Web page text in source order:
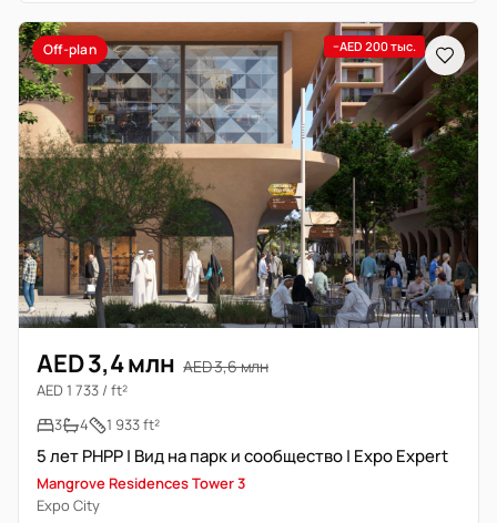
Off-plan −AED 200 тыс.
AED 3,4 млн AED 3,6 млн
AED 1 733 / ft²
3
4 1 933 ft²
5 лет PHPP | Вид на парк и сообщество | Expo Expert
Mangrove Residences Tower 3
Expo City